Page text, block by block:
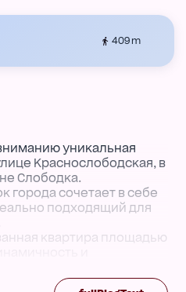
409 m
уникальная
Краснослободская, в
Слободка.
города сочетает в себе
подходящий для
квартира площадью
окнами,